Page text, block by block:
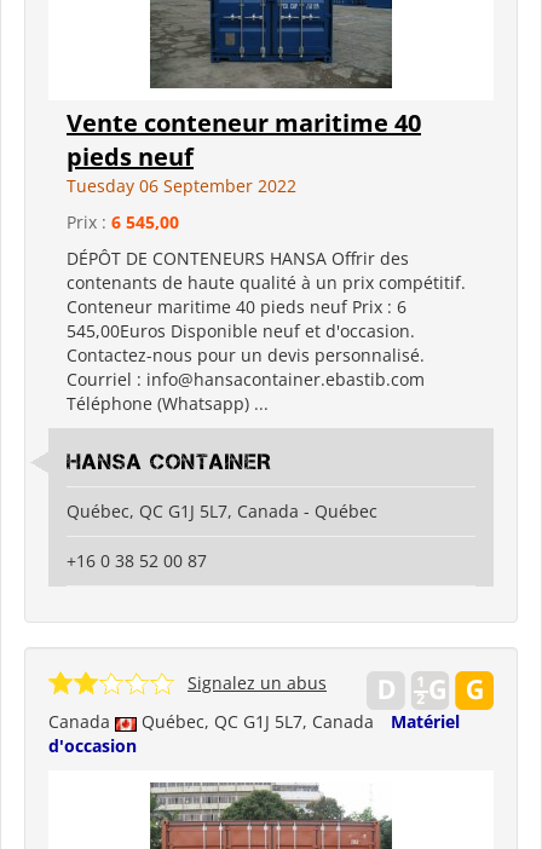
Vente conteneur maritime 40
pieds neuf
Tuesday 06 September 2022
Prix : 6 545,00
DÉPÔT DE CONTENEURS HANSA Offrir des
contenants de haute qualité à un prix compétitif.
Conteneur maritime 40 pieds neuf Prix ​​: 6
545,00Euros Disponible neuf et d'occasion.
Contactez-nous pour un devis personnalisé.
Courriel : info@hansacontainer.ebastib.com
Téléphone (Whatsapp) ...
HANSA CONTAINER
Québec, QC G1J 5L7, Canada - Québec
+16 0 38 52 00 87
Canada Québec, QC G1J 5L7, Canada
Matériel
d'occasion
Signalez un abus